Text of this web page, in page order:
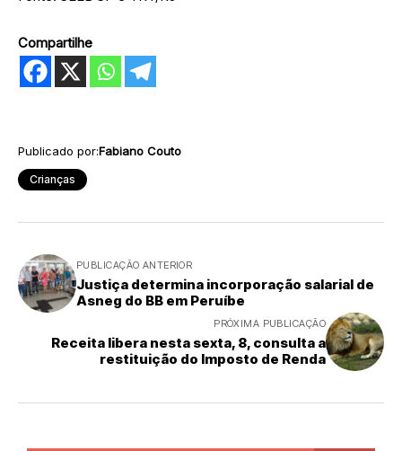
Compartilhe
Publicado por:Fabiano Couto
Crianças
PUBLICAÇÃO ANTERIOR
Justiça determina incorporação salarial de
Asneg do BB em Peruíbe
PRÓXIMA PUBLICAÇÃO
Receita libera nesta sexta, 8, consulta a
restituição do Imposto de Renda